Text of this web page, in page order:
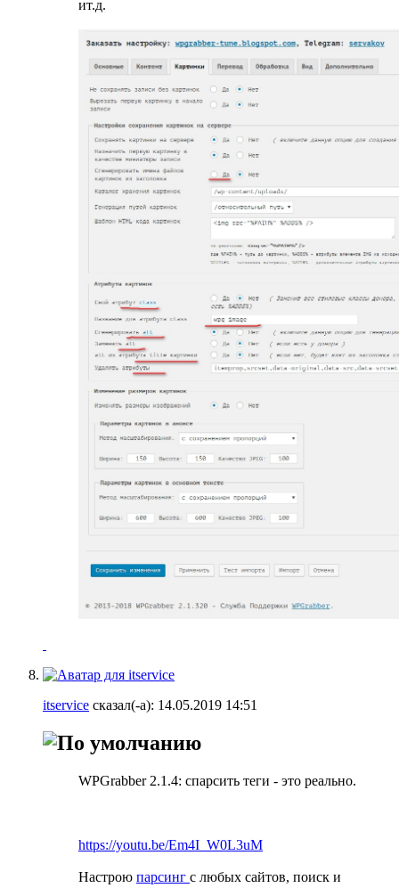
ит.д.
itservice сказал(-а): 14.05.2019 14:51
WPGrabber 2.1.4: спарсить теги - это реально.
https://youtu.be/Em4I_W0L3uM
Настрою парсинг с любых сайтов, поиск и